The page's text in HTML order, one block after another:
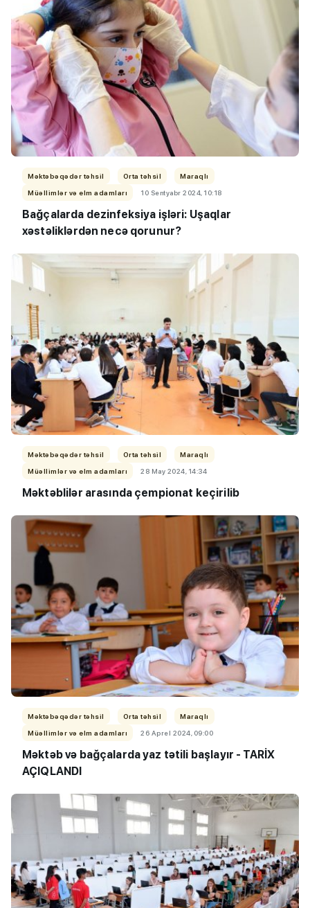
Məktəbəqədər təhsil Orta təhsil
Maraqlı
Müəllimlər və elm adamları
10 Sentyabr 2024, 10:18
Bağçalarda dezinfeksiya işləri: Uşaqlar
xəstəliklərdən necə qorunur?
Məktəbəqədər təhsil Orta təhsil
Maraqlı
Müəllimlər və elm adamları
28 May 2024, 14:34
Məktəblilər arasında çempionat keçirilib
Məktəbəqədər təhsil Orta təhsil
Maraqlı
Müəllimlər və elm adamları
26 Aprel 2024, 09:00
Məktəb və bağçalarda yaz tətili başlayır - TARİX
AÇIQLANDI